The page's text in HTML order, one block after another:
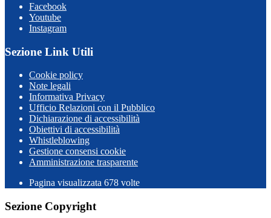
Facebook
Youtube
Instagram
Sezione Link Utili
Cookie policy
Note legali
Informativa Privacy
Ufficio Relazioni con il Pubblico
Dichiarazione di accessibilità
Obiettivi di accessibilità
Whistleblowing
Gestione consensi cookie
Amministrazione trasparente
Pagina visualizzata 678 volte
Sezione Copyright